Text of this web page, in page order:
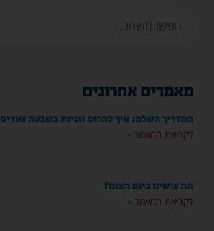
מאמרים אחרונים
המדריך השלם: איך להרוס זוגיות בשבעה צעדים
לקריאת המאמר »
מה עושים ביום הצום?
לקריאת המאמר »